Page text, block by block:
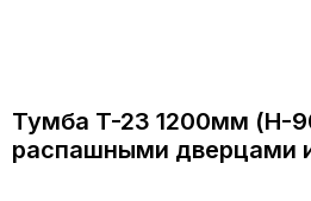
Тумба T-23 1200мм (H-
распашными дверцами